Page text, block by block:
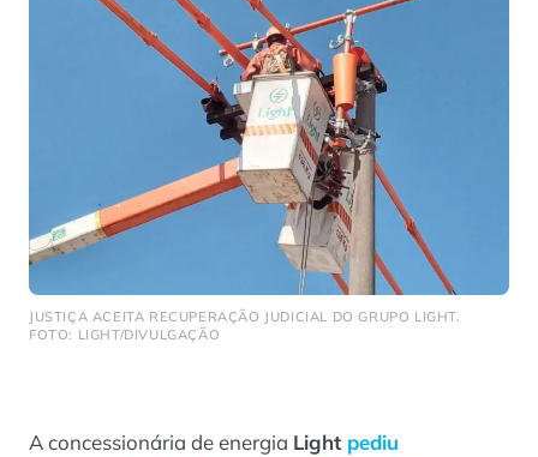
JUSTIÇA ACEITA RECUPERAÇÃO JUDICIAL DO GRUPO LIGHT.
FOTO: LIGHT/DIVULGAÇÃO
A concessionária de energia Light pediu